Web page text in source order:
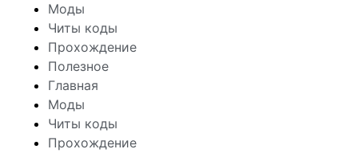
Моды
Читы коды
Прохождение
Полезное
Главная
Моды
Читы коды
Прохождение